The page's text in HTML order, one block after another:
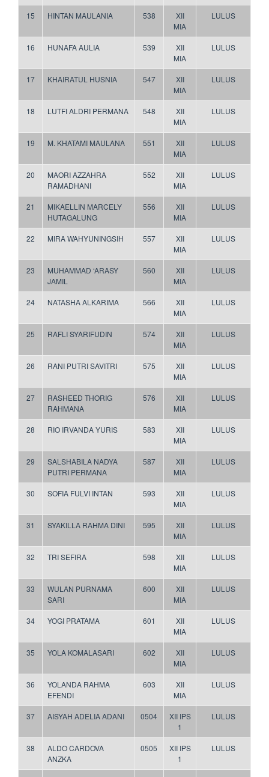
15 HINTAN MAULANIA 538
XII
MIA
LULUS
16 HUNAFA AULIA 539
XII
MIA
LULUS
17 KHAIRATUL HUSNIA 547
XII
MIA
LULUS
18 LUTFI ALDRI PERMANA 548
XII
MIA
LULUS
19 M. KHATAMI MAULANA 551
XII
MIA
LULUS
20
MAORI AZZAHRA
RAMADHANI
552
XII
MIA
LULUS
21
MIKAELLIN MARCELY
HUTAGALUNG
556
XII
MIA
LULUS
22 MIRA WAHYUNINGSIH 557
XII
MIA
LULUS
23
MUHAMMAD ‘ARASY
JAMIL
560
XII
MIA
LULUS
24 NATASHA ALKARIMA 566
XII
MIA
LULUS
25 RAFLI SYARIFUDIN 574
XII
MIA
LULUS
26 RANI PUTRI SAVITRI 575
XII
MIA
LULUS
27
RASHEED THORIG
RAHMANA
576
XII
MIA
LULUS
28 RIO IRVANDA YURIS 583
XII
MIA
LULUS
29
SALSHABILA NADYA
PUTRI PERMANA
587
XII
MIA
LULUS
30 SOFIA FULVI INTAN 593
XII
MIA
LULUS
31 SYAKILLA RAHMA DINI 595
XII
MIA
LULUS
32 TRI SEFIRA 598
XII
MIA
LULUS
33
WULAN PURNAMA
SARI
600
XII
MIA
LULUS
34 YOGI PRATAMA 601
XII
MIA
LULUS
35 YOLA KOMALASARI 602
XII
MIA
LULUS
36
YOLANDA RAHMA
EFENDI
603
XII
MIA
LULUS
37 AISYAH ADELIA ADANI 0504
XII IPS
1
LULUS
38
ALDO CARDOVA
ANZKA
0505
XII IPS
1
LULUS